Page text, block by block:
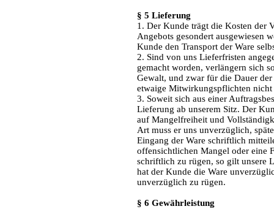
§ 5 Lieferung
1. Der Kunde trägt die Kosten der
Angebots gesondert ausgewiesen
Kunde den Transport der Ware
2. Sind von uns Lieferfristen
gemacht worden, verlängern sich
Gewalt, und zwar für die Dauer
etwaige Mitwirkungspflichten
3. Soweit sich aus einer
Lieferung ab unserem Sitz. Der
auf Mangelfreiheit und
Art muss er uns unverzüglich,
Eingang der Ware schriftlich
offensichtlichen Mangel oder eine
schriftlich zu rügen, so gilt unsere
hat der Kunde die Ware
unverzüglich zu rügen.
§ 6 Gewährleistung